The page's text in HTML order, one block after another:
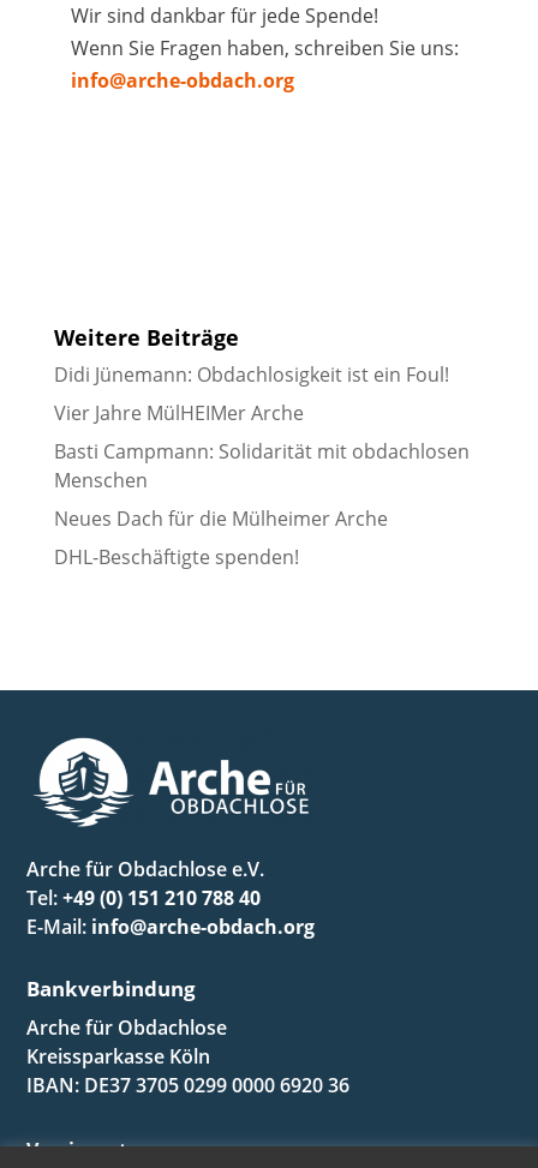
Wir sind dankbar für jede Spende!
Wenn Sie Fragen haben, schreiben Sie uns:
info@arche-obdach.org
Weitere Beiträge
Didi Jünemann: Obdachlosigkeit ist ein Foul!
Vier Jahre MülHEIMer Arche
Basti Campmann: Solidarität mit obdachlosen
Menschen
Neues Dach für die Mülheimer Arche
DHL-Beschäftigte spenden!
Arche für Obdachlose e.V.
Tel:+49 (0) 151 210 788 40
E-Mail: info@arche-obdach.org
Bankverbindung
Arche für Obdachlose
Kreissparkasse Köln
IBAN: DE37 3705 0299 0000 6920 36
Vereinssatzung